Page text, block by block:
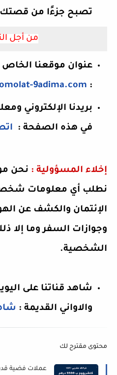
تصبح جزءًا من
من أجل
عنوان موقعنا الخاص
:
9adima.com
بريدنا الإلكتروني
في هذه الصفحة :
إخلاء المسؤولية :
نطلب أي معلومات
الإئتمان والكشف عن
وجوازات السفر وما إلا
الشخصية.
شاهد قناتنا على
والاواني القديمة :
محتوى مقترح لك